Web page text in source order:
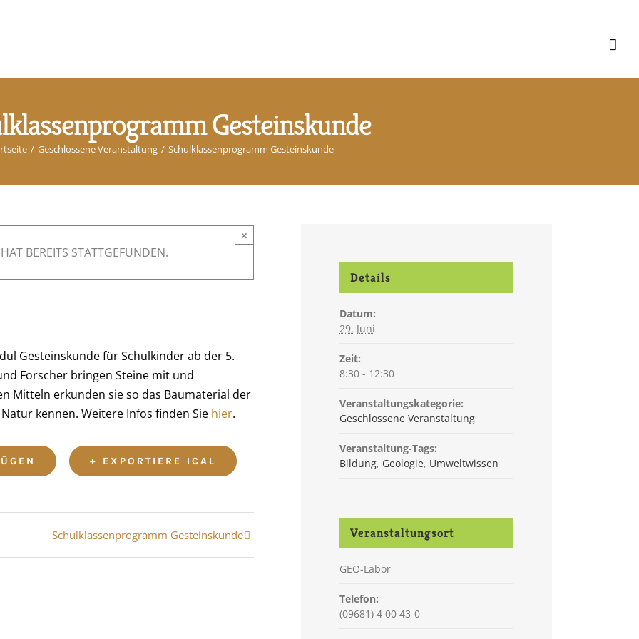
Gesteinskunde
/ Geschlossene Veranstaltung / Schulklassenprogramm Gesteinskunde
×
BEREITS STATTGEFUNDEN.
Gesteinskunde für Schulkinder ab der 5.
Forscher bringen Steine mit und
Mitteln erkunden sie so das Baumaterial der
kennen. Weitere Infos finden Sie hier.
+ EXPORTIERE ICAL
Schulklassenprogramm Gesteinskunde
Details
Datum:
29. Juni
Zeit:
8:30 - 12:30
Veranstaltungskategorie:
Geschlossene Veranstaltung
Veranstaltung-Tags:
Bildung, Geologie, Umweltwissen
Veranstaltungsort
GEO-Labor
Telefon:
(09681) 4 00 43-0